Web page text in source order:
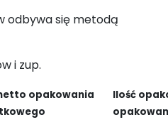
odbywa się metodą
i zup.
opakowania
Ilość